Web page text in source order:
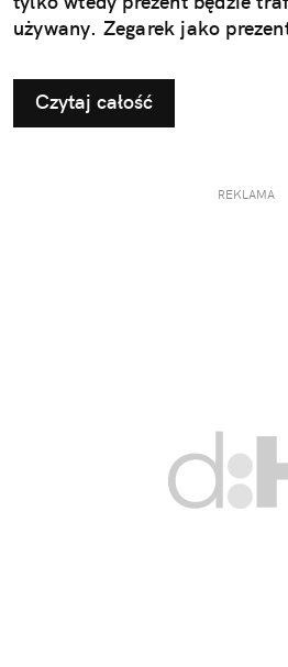
używany. Zegarek jako
osoby. To decyzja, która
użytkowanie i odbiór.
Czytaj całość
REKLAMA